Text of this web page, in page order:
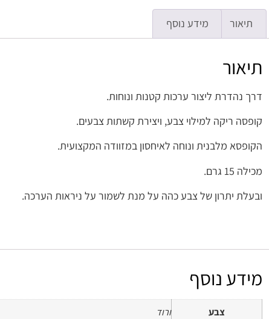
תיאור מידע נוסף
תיאור
דרך נהדרת ליצור ערכות קטנות ונוחות.
קופסה ריקה למילוי צבע, ויצירת קשתות צבעים.
הקופסא מלבנית ונוחה לאיחסון במזוודה המקצועית.
מכילה 15 גרם.
ובעלת יתרון של צבע כהה על מנת לשמור על ניראות הערכה.
מידע נוסף
צבע
ורוד